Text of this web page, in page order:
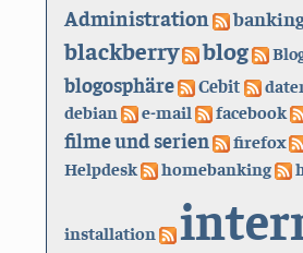
Administration
blackberry blog
blogosphäre Cebit
debian e-mail facebook
filme und serien firefox
Helpdesk
homebanking
installation